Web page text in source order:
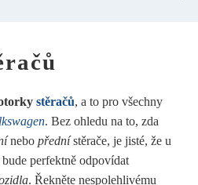
stěračů, a to pro všechny
. Bez ohledu na to, zda
nebo přednístěrače, je jisté, že u
perfektně odpovídat
. Řekněte nespolehlivému